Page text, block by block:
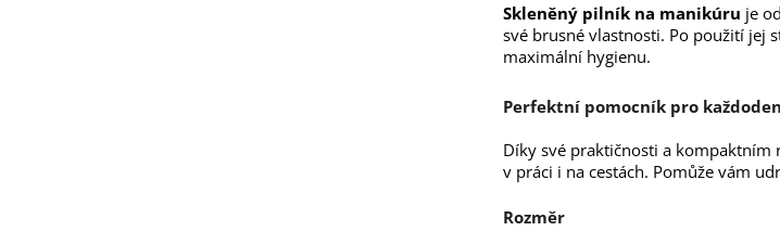
Skleněný pilník na manikúru je
své brusné vlastnosti. Po použití jej
maximální hygienu.
Perfektní pomocník pro
Díky své praktičnosti a
v práci i na cestách. Pomůže vám
Rozměr